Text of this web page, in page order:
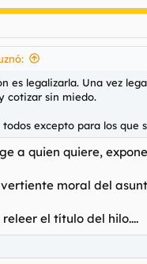
es legalizarla. Una vez
cotizar sin miedo.
todos excepto para los que
a quien quiere,
moral del
el título del hilo....